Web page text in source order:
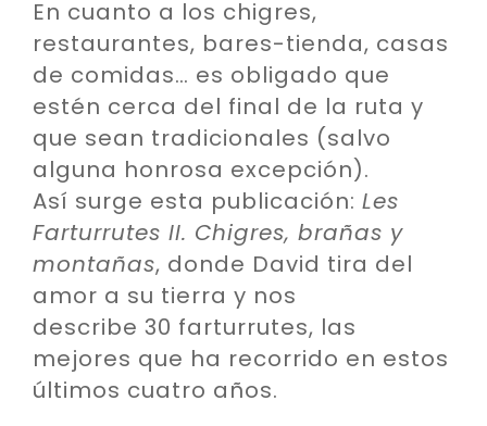
En cuanto a los chigres,
restaurantes, bares-tienda, casas
de comidas… es obligado que
estén cerca del final de la ruta y
que sean tradicionales (salvo
alguna honrosa excepción).
Así surge esta publicación: Les
Farturrutes II. Chigres, brañas y
montañas, donde David tira del
amor a su tierra y nos
describe 30 farturrutes, las
mejores que ha recorrido en estos
últimos cuatro años.